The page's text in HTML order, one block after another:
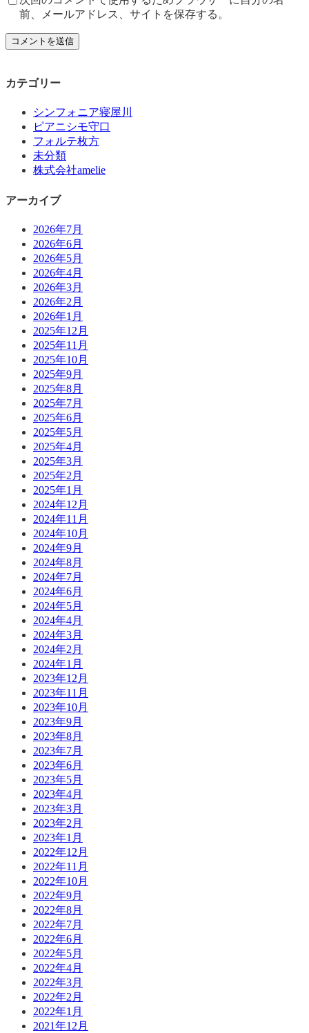
前、メールアドレス、サイトを保存する。
カテゴリー
シンフォニア寝屋川
ピアニシモ守口
フォルテ枚方
未分類
株式会社amelie
アーカイブ
2026年7月
2026年6月
2026年5月
2026年4月
2026年3月
2026年2月
2026年1月
2025年12月
2025年11月
2025年10月
2025年9月
2025年8月
2025年7月
2025年6月
2025年5月
2025年4月
2025年3月
2025年2月
2025年1月
2024年12月
2024年11月
2024年10月
2024年9月
2024年8月
2024年7月
2024年6月
2024年5月
2024年4月
2024年3月
2024年2月
2024年1月
2023年12月
2023年11月
2023年10月
2023年9月
2023年8月
2023年7月
2023年6月
2023年5月
2023年4月
2023年3月
2023年2月
2023年1月
2022年12月
2022年11月
2022年10月
2022年9月
2022年8月
2022年7月
2022年6月
2022年5月
2022年4月
2022年3月
2022年2月
2022年1月
2021年12月